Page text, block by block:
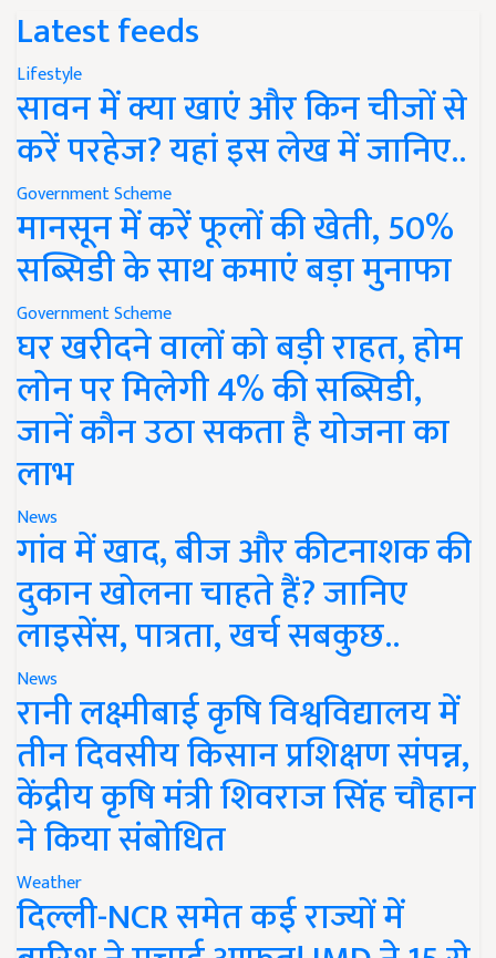
Latest feeds
Lifestyle
सावन में क्या खाएं और किन चीजों से
करें परहेज? यहां इस लेख में जानिए..
Government Scheme
मानसून में करें फूलों की खेती, 50%
सब्सिडी के साथ कमाएं बड़ा मुनाफा
Government Scheme
घर खरीदने वालों को बड़ी राहत, होम
लोन पर मिलेगी 4% की सब्सिडी,
जानें कौन उठा सकता है योजना का
लाभ
News
गांव में खाद, बीज और कीटनाशक की
दुकान खोलना चाहते हैं? जानिए
लाइसेंस, पात्रता, खर्च सबकुछ..
News
रानी लक्ष्मीबाई कृषि विश्वविद्यालय में
तीन दिवसीय किसान प्रशिक्षण संपन्न,
केंद्रीय कृषि मंत्री शिवराज सिंह चौहान
ने किया संबोधित
Weather
दिल्ली-NCR समेत कई राज्यों में